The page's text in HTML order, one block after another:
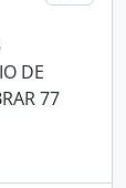
DE
77